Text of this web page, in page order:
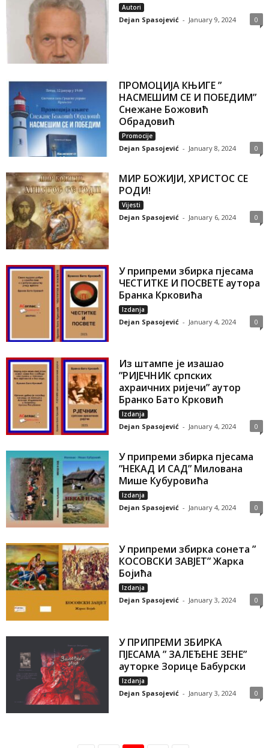
Autori
Dejan Spasojević - January 9, 2024 0
ПРОМОЦИЈА КЊИГЕ ”
НАСМЕШИМ СЕ И ПОБЕДИМ”
Снежане Божовић
Обрадовић
Promocije
Dejan Spasojević - January 8, 2024 0
МИР БОЖИЈИ, ХРИСТОС СЕ
РОДИ!
Vijesti
Dejan Spasojević - January 6, 2024 0
У припреми збирка пјесама
ЧЕСТИТКЕ И ПОСВЕТЕ аутора
Бранка Крковића
Izdanja
Dejan Spasojević - January 4, 2024 0
Из штампе је изашао
”РИЈЕЧНИК српских
ахраичних ријечи” аутор
Бранко Бато Крковић
Izdanja
Dejan Spasojević - January 4, 2024 0
У припреми збирка пјесама
”НЕКАД И САД” Милована
Мише Кубуровића
Izdanja
Dejan Spasojević - January 4, 2024 0
У припреми збирка сонета ”
КОСОВСКИ ЗАВЈЕТ” Жарка
Бојића
Izdanja
Dejan Spasojević - January 3, 2024 0
У ПРИПРЕМИ ЗБИРКА
ПЈЕСАМА ” ЗАЛЕЂЕНЕ ЗЕНЕ”
ауторке Зорице Бабурски
Izdanja
Dejan Spasojević - January 3, 2024 0